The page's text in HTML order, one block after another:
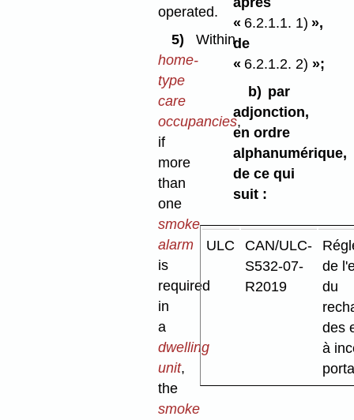
operated.
5)Within
home-
type
care
occupancies,
if
more
than
one
smoke
alarm
is
required
in
a
dwelling
unit,
the
smoke
« 6.2.1.1. 1) »,
de
« 6.2.1.2. 2) »;
b) par
adjonction,
en ordre
alphanumérique,
de ce qui
suit :
ULC
CAN/ULC-
S532-07-
R2019
de
du
des
à